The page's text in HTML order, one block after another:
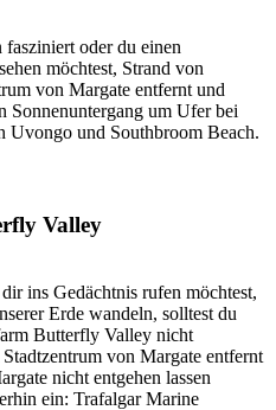
fasziniert oder du einen
möchtest, Strand von
von Margate entfernt und
Sonnenuntergang um Ufer bei
Uvongo und Southbroom Beach.
Valley
ins Gedächtnis rufen möchtest,
Erde wandeln, solltest du
Butterfly Valley nicht
von Margate entfernt
nicht entgehen lassen
ein: Trafalgar Marine